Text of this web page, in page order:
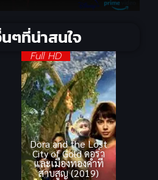
ๆที่น่าสนใจ
Full HD
Dora and the Lost
City of Gold ดอร่า
และเมืองทองคำที่
สาบสูญ (2019)